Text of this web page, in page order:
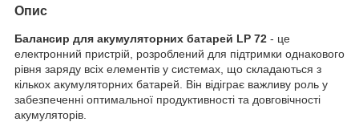
Опис
Балансир для акумуляторних батарей LP 72 - це
електронний пристрій, розроблений для підтримки однакового
рівня заряду всіх елементів у системах, що складаються з
кількох акумуляторних батарей. Він відіграє важливу роль у
забезпеченні оптимальної продуктивності та довговічності
акумуляторів.